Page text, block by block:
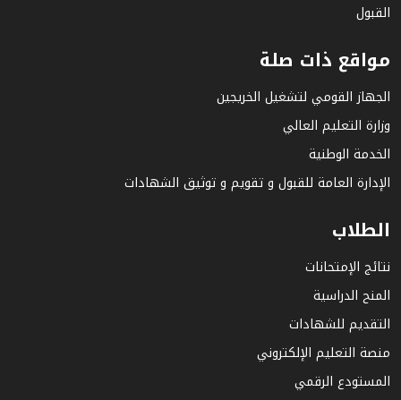
القبول
مواقع ذات صلة
الجهاز القومي لتشغيل الخريجين
وزارة التعليم العالي
الخدمة الوطنية
الإدارة العامة للقبول و تقويم و توثيق الشهادات
الطلاب
نتائج الإمتحانات
المنح الدراسية
التقديم للشهادات
منصة التعليم الإلكتروني
المستودع الرقمي